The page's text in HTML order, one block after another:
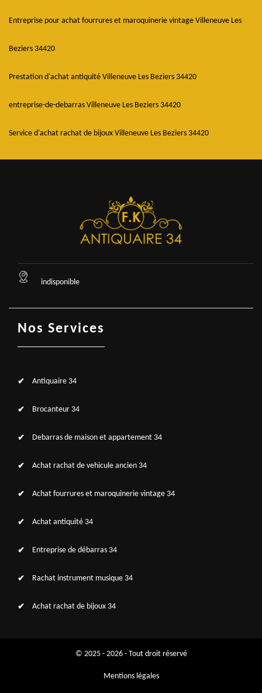
Entreprise pour achat fourrures et maroquinerie vintage Villeneuve Les
Beziers 34420
Prestation d'achat antiquité Villeneuve Les Beziers 34420
entreprise-de-debarras Villeneuve Les Beziers 34420
Service d'achat rachat de bijoux Villeneuve Les Beziers 34420
indisponible
Nos Services
Antiquaire 34
Brocanteur 34
Debarras de maison et appartement 34
Achat rachat de vehicule ancien 34
Achat fourrures et maroquinerie vintage 34
Achat antiquité 34
Entreprise de débarras 34
Rachat instrument musique 34
Achat rachat de bijoux 34
© 2025 - 2026 - Tout droit réservé
Mentions légales